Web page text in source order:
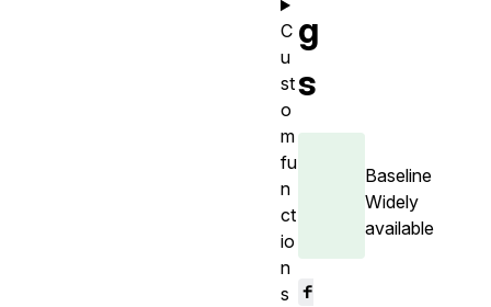
g
s
Baseline
Widely
available
f
C
u
st
o
m
fu
n
ct
io
n
s